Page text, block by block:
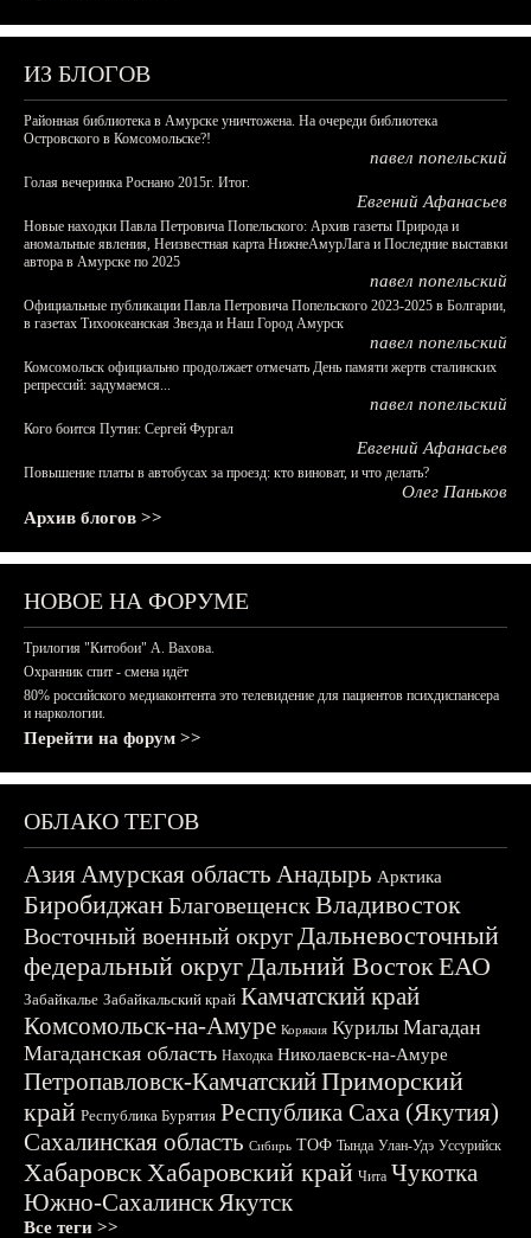
ИЗ БЛОГОВ
Районная библиотека в Амурске уничтожена. На очереди библиотека
Островского в Комсомольске?!
павел попельский
Голая вечеринка Роснано 2015г. Итог.
Евгений Афанасьев
Новые находки Павла Петровича Попельского: Архив газеты Природа и
аномальные явления, Неизвестная карта НижнеАмурЛага и Последние выставки
автора в Амурске по 2025
павел попельский
Официальные публикации Павла Петровича Попельского 2023-2025 в Болгарии,
в газетах Тихоокеанская Звезда и Наш Город Амурск
павел попельский
Комсомольск официально продолжает отмечать День памяти жертв сталинских
репрессий: задумаемся...
павел попельский
Кого боится Путин: Сергей Фургал
Евгений Афанасьев
Повышение платы в автобусах за проезд: кто виноват, и что делать?
Олег Паньков
Архив блогов >>
НОВОЕ НА ФОРУМЕ
Трилогия "Китобои" А. Вахова.
Охранник спит - смена идёт
80% российского медиаконтента это телевидение для пациентов психдиспансера
и наркологии.
Перейти на форум >>
ОБЛАКО ТЕГОВ
АзияАмурская область Анадырь Арктика
БиробиджанБлаговещенскВладивосток
Восточный военный округДальневосточный
федеральный округДальний ВостокЕАО
Забайкалье Забайкальский край Камчатский край
Комсомольск-на-Амуре Корякия Курилы Магадан
Магаданская область Находка Николаевск-на-Амуре
Петропавловск-КамчатскийПриморский
край Республика Бурятия Республика Саха (Якутия)
Сахалинская область Сибирь ТОФ Тында Улан-Удэ Уссурийск
ХабаровскХабаровский край Чита Чукотка
Южно-СахалинскЯкутск
Все теги >>